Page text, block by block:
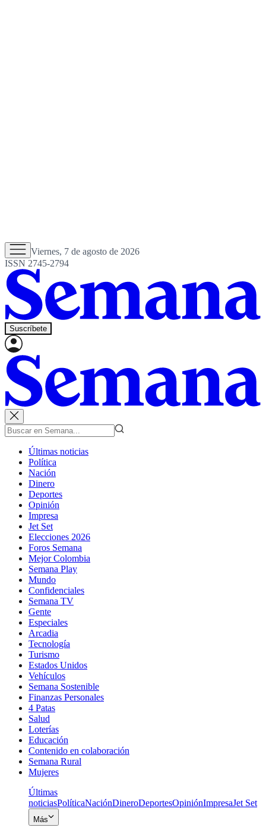
Viernes, 7 de agosto de 2026
ISSN 2745-2794
Suscríbete
Últimas noticias
Política
Nación
Dinero
Deportes
Opinión
Impresa
Jet Set
Elecciones 2026
Foros Semana
Mejor Colombia
Semana Play
Mundo
Confidenciales
Semana TV
Gente
Especiales
Arcadia
Tecnología
Turismo
Estados Unidos
Vehículos
Semana Sostenible
Finanzas Personales
4 Patas
Salud
Loterías
Educación
Contenido en colaboración
Semana Rural
Mujeres
Últimas
noticiasPolíticaNaciónDineroDeportesOpiniónImpresaJet Set
Más